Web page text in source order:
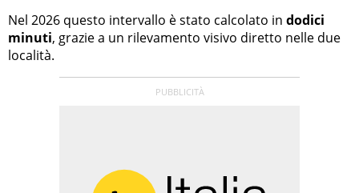
Nel 2026 questo intervallo è stato calcolato in dodici
minuti, grazie a un rilevamento visivo diretto nelle due
località.